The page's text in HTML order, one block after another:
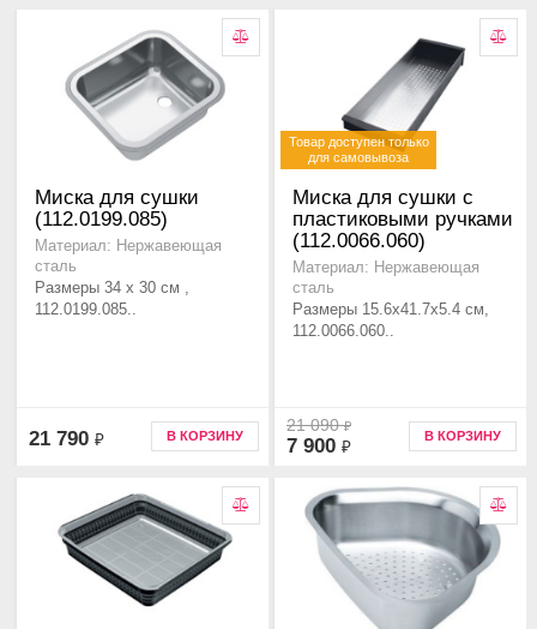
Миска для сушки
(112.0199.085)
Материал: Нержавеющая
сталь
Размеры 34 x 30 см ,
112.0199.085..
21 790 ₽ В КОРЗИНУ
Товар доступен только
для самовывоза
Миска для сушки с
пластиковыми ручками
(112.0066.060)
Материал: Нержавеющая
сталь
Размеры 15.6x41.7x5.4 см,
112.0066.060..
21 090₽
7 900 ₽
В КОРЗИНУ